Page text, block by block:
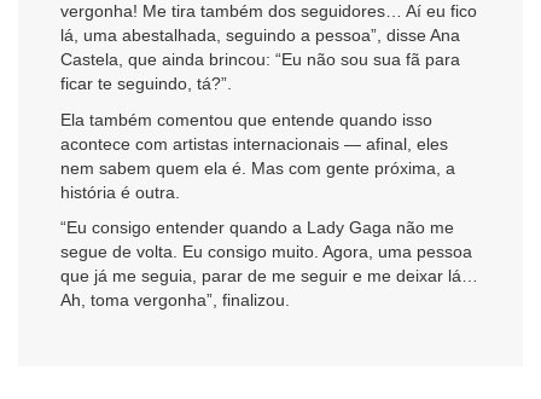
vergonha! Me tira também dos seguidores… Aí eu fico
lá, uma abestalhada, seguindo a pessoa”, disse Ana
Castela, que ainda brincou: “Eu não sou sua fã para
ficar te seguindo, tá?”.
Ela também comentou que entende quando isso
acontece com artistas internacionais — afinal, eles
nem sabem quem ela é. Mas com gente próxima, a
história é outra.
“Eu consigo entender quando a Lady Gaga não me
segue de volta. Eu consigo muito. Agora, uma pessoa
que já me seguia, parar de me seguir e me deixar lá…
Ah, toma vergonha”, finalizou.